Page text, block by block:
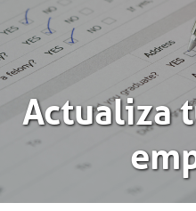
Actualiza